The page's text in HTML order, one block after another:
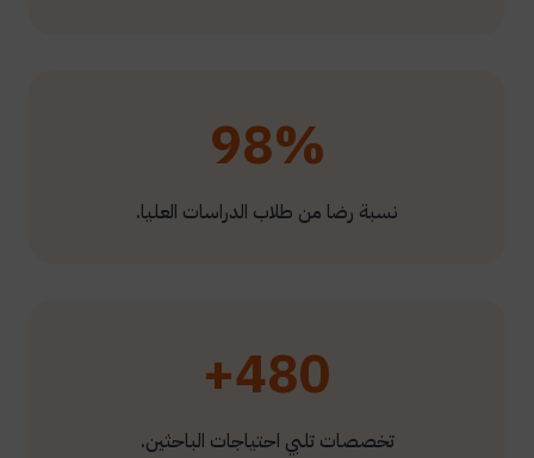
98%
نسبة رضا من طلاب الدراسات العليا.
480+
تخصصات تلبي احتياجات الباحثين.